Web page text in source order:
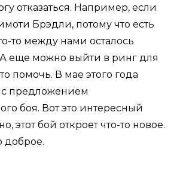
отказаться. Например, если
Брэдли, потому что есть
то между нами осталось
еще можно выйти в ринг для
помочь. В мае этого года
с предложением
боя. Вот это интересный
этот бой откроет что-то новое.
доброе.